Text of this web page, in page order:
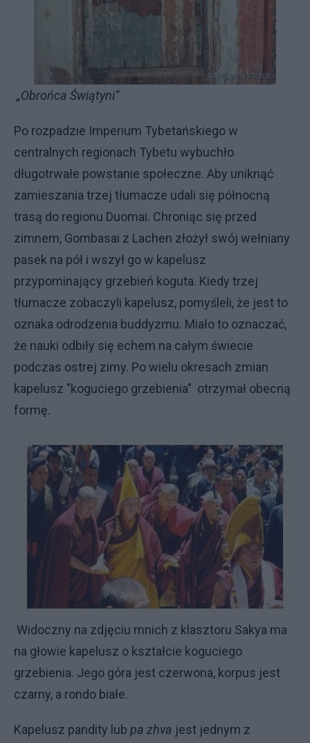
„Obrońca Świątyni”
Po rozpadzie Imperium Tybetańskiego w
centralnych regionach Tybetu wybuchło
długotrwałe powstanie społeczne. Aby uniknąć
zamieszania trzej tłumacze udali się północną
trasą do regionu Duomai. Chroniąc się przed
zimnem, Gombasai z Lachen złożył swój wełniany
pasek na pół i wszył go w kapelusz
przypominający grzebień koguta. Kiedy trzej
tłumacze zobaczyli kapelusz, pomyśleli, że jest to
oznaka odrodzenia buddyzmu. Miało to oznaczać,
że nauki odbiły się echem na całym świecie
podczas ostrej zimy. Po wielu okresach zmian
kapelusz "koguciego grzebienia" otrzymał obecną
formę.
Widoczny na zdjęciu mnich z klasztoru Sakya ma
na głowie kapelusz o kształcie koguciego
grzebienia. Jego góra jest czerwona, korpus jest
czarny, a rondo białe.
Kapelusz pandity lub pa zhva jest jednym z